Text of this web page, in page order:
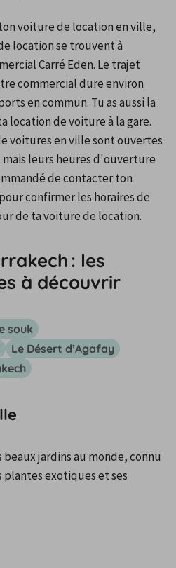
voiture de location en ville,
location se trouvent à
Carré Eden. Le trajet
commercial dure environ
en commun. Tu as aussi la
location de voiture à la gare.
voitures en ville sont ouvertes
mais leurs heures d'ouverture
de contacter ton
confirmer les horaires de
de ta voiture de location.
: les
à découvrir
souk
Le Désert d’Agafay
beaux jardins au monde, connu
exotiques et ses